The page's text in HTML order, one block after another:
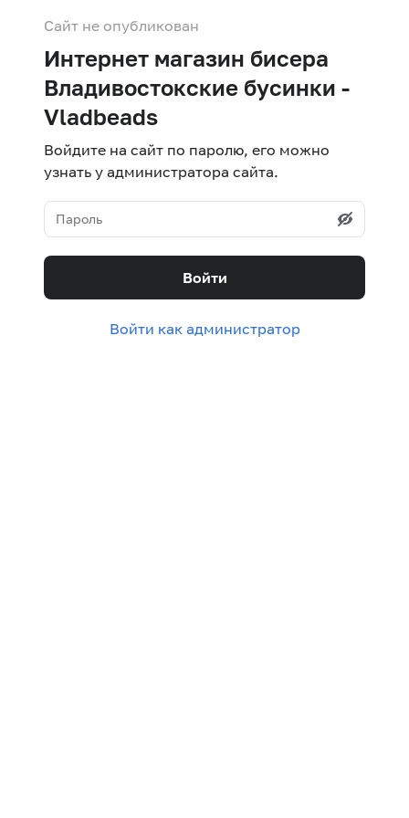
Сайт не опубликован
Интернет магазин бисера
Владивостокские бусинки -
Vladbeads
Войдите на сайт по паролю, его можно
узнать у администратора сайта.
Войти
Войти как администратор